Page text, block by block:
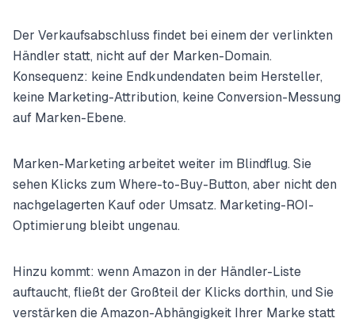
Der Verkaufsabschluss findet bei einem der verlinkten
Händler statt, nicht auf der Marken-Domain.
Konsequenz: keine Endkundendaten beim Hersteller,
keine Marketing-Attribution, keine Conversion-Messung
auf Marken-Ebene.
Marken-Marketing arbeitet weiter im Blindflug. Sie
sehen Klicks zum Where-to-Buy-Button, aber nicht den
nachgelagerten Kauf oder Umsatz. Marketing-ROI-
Optimierung bleibt ungenau.
Hinzu kommt: wenn Amazon in der Händler-Liste
auftaucht, fließt der Großteil der Klicks dorthin, und Sie
verstärken die Amazon-Abhängigkeit Ihrer Marke statt